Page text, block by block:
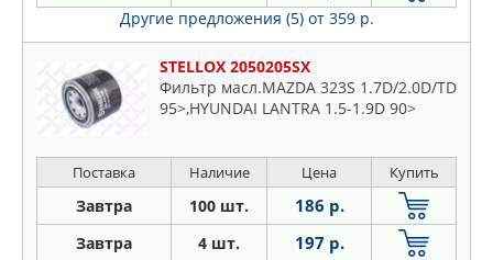
Другие предложения (5) от 359 р.
STELLOX 2050205SX
Фильтр масл.MAZDA 323S 1.7D/2.0D/TD
95>,HYUNDAI LANTRA 1.5-1.9D 90>
Поставка Наличие Цена Купить
Завтра 100 шт. 186 р.
Завтра 4 шт. 197 р.